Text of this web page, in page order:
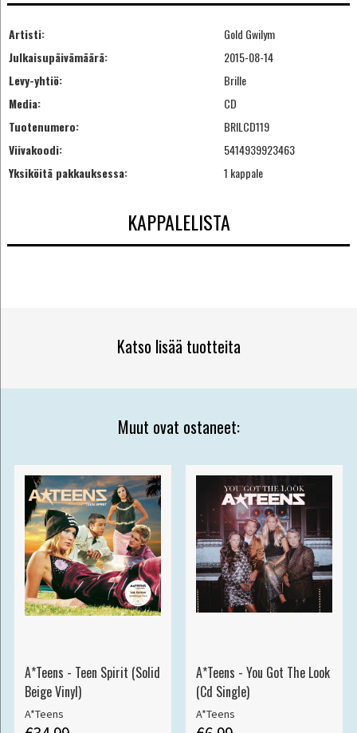
Artisti:
Gold Gwilym
Julkaisupäivämäärä:
2015-08-14
Levy-yhtiö:
Brille
Media:
CD
Tuotenumero:
BRILCD119
Viivakoodi:
5414939923463
Yksiköitä pakkauksessa:
1 kappale
KAPPALELISTA
Katso lisää tuotteita
Muut ovat ostaneet:
A*Teens - Teen Spirit (Solid
Beige Vinyl)
A*Teens
A*Teens - You Got The Look
(Cd Single)
A*Teens